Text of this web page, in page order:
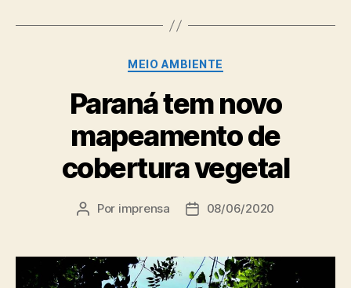
Categorias
MEIO AMBIENTE
Paraná tem novo
mapeamento de
cobertura vegetal
Autor
Por imprensa
Data08/06/2020